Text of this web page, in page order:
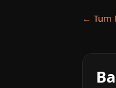
← Tum